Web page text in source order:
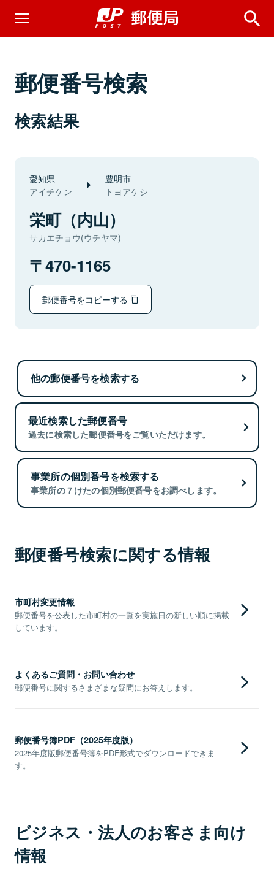
郵便番号検索
検索結果
愛知県
アイチケン
豊明市
トヨアケシ
栄町（内山）
サカエチョウ(ウチヤマ)
470-1165
郵便番号をコピーする
他の郵便番号を検索する
最近検索した郵便番号
過去に検索した郵便番号をご覧いただけます。
事業所の個別番号を検索する
事業所の７けたの個別郵便番号をお調べします。
郵便番号検索に関する情報
市町村変更情報
郵便番号を公表した市町村の一覧を実施日の新しい順に掲載
しています。
よくあるご質問・お問い合わせ
郵便番号に関するさまざまな疑問にお答えします。
郵便番号簿PDF（2025年度版）
2025年度版郵便番号簿をPDF形式でダウンロードできま
す。
ビジネス・法人のお客さま向け
情報